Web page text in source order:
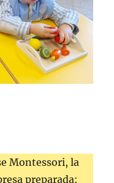
Montessori, la
preparada: